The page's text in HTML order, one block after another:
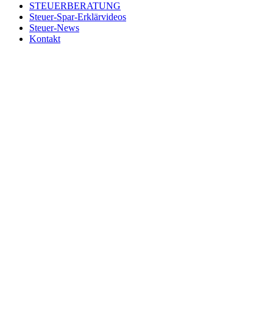
STEUERBERATUNG
Steuer-Spar-Erklärvideos
Steuer-News
Kontakt